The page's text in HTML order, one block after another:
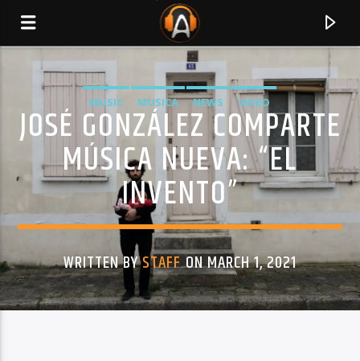
CURRENT TRACK
MUSIC MUSICA NEWS VIDEO
JOSÉ GONZÁLEZ COMPARTE
MÚSICA NUEVA: “EL
INVENTO”
WRITTEN BYSTAFFON MARCH 1, 2021